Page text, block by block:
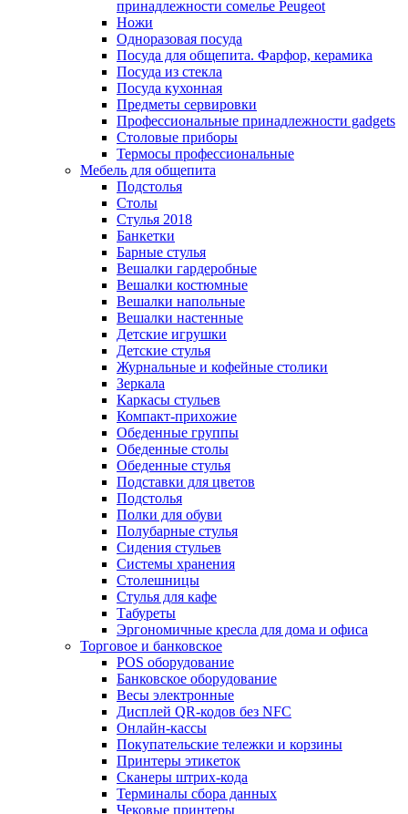
принадлежности сомелье Peugeot
Ножи
Одноразовая посуда
Посуда для общепита. Фарфор, керамика
Посуда из стекла
Посуда кухонная
Предметы сервировки
Профессиональные принадлежности gadgets
Столовые приборы
Термосы профессиональные
Мебель для общепита
Подстолья
Столы
Стулья 2018
Банкетки
Барные стулья
Вешалки гардеробные
Вешалки костюмные
Вешалки напольные
Вешалки настенные
Детские игрушки
Детские стулья
Журнальные и кофейные столики
Зеркала
Каркасы стульев
Компакт-прихожие
Обеденные группы
Обеденные столы
Обеденные стулья
Подставки для цветов
Подстолья
Полки для обуви
Полубарные стулья
Сидения стульев
Системы хранения
Столешницы
Стулья для кафе
Табуреты
Эргономичные кресла для дома и офиса
Торговое и банковское
POS оборудование
Банковское оборудование
Весы электронные
Дисплей QR-кодов без NFC
Онлайн-кассы
Покупательские тележки и корзины
Принтеры этикеток
Сканеры штрих-кода
Терминалы сбора данных
Чековые принтеры